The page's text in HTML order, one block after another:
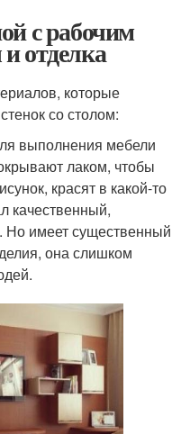
с рабочим
отделка
которые
со столом:
выполнения мебели
лаком, чтобы
красят в какой-то
качественный,
Но имеет существенный
она слишком